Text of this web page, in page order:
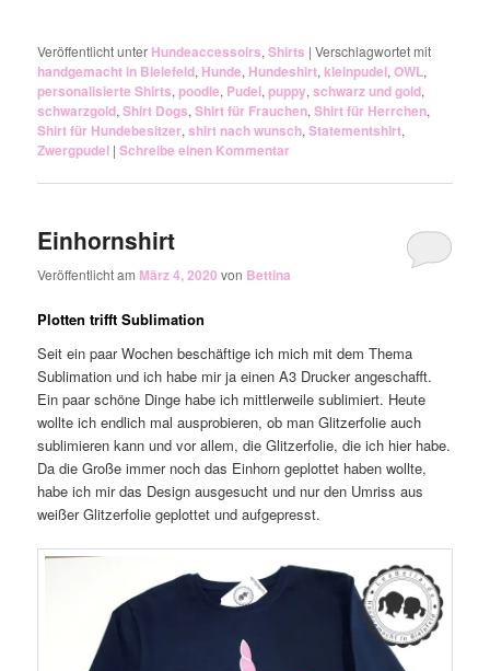
Veröffentlicht unter Hundeaccessoirs,Shirts |Verschlagwortet mit
handgemacht in Bielefeld, Hunde, Hundeshirt,kleinpudel,OWL,
personalisierte Shirts,poodle, Pudel,puppy,schwarz und gold,
schwarzgold,Shirt Dogs,Shirt für Frauchen,Shirt für Herrchen,
Shirt für Hundebesitzer,shirt nach wunsch,Statementshirt,
Zwergpudel |Schreibe einen Kommentar
Einhornshirt
Veröffentlicht am März 4, 2020 von Bettina
Plotten trifft Sublimation
Seit ein paar Wochen beschäftige ich mich mit dem Thema
Sublimation und ich habe mir ja einen A3 Drucker angeschafft.
Ein paar schöne Dinge habe ich mittlerweile sublimiert. Heute
wollte ich endlich mal ausprobieren, ob man Glitzerfolie auch
sublimieren kann und vor allem, die Glitzerfolie, die ich hier habe.
Da die Große immer noch das Einhorn geplottet haben wollte,
habe ich mir das Design ausgesucht und nur den Umriss aus
weißer Glitzerfolie geplottet und aufgepresst.